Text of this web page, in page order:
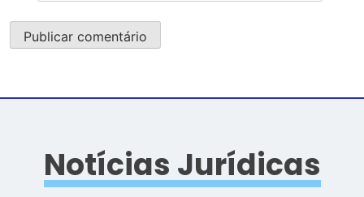
Notícias Jurídicas